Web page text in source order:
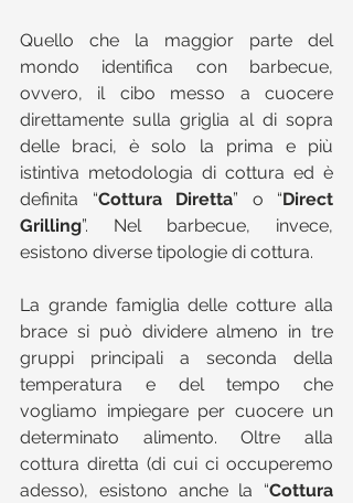
Quello che la maggior parte del
mondo identifica con barbecue,
ovvero, il cibo messo a cuocere
direttamente sulla griglia al di sopra
delle braci, è solo la prima e più
istintiva metodologia di cottura ed è
definita “Cottura Diretta” o “Direct
Grilling”. Nel barbecue, invece,
esistono diverse tipologie di cottura.
La grande famiglia delle cotture alla
brace si può dividere almeno in tre
gruppi principali a seconda della
temperatura e del tempo che
vogliamo impiegare per cuocere un
determinato alimento. Oltre alla
cottura diretta (di cui ci occuperemo
adesso), esistono anche la “Cottura